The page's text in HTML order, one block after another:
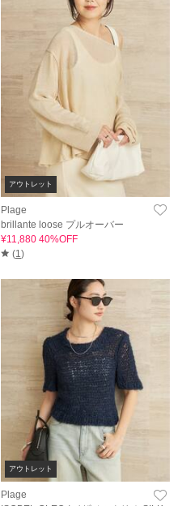
アウトレット
Plage
brillante loose プルオーバー
¥11,880 40%OFF
(1 )
アウトレット
Plage